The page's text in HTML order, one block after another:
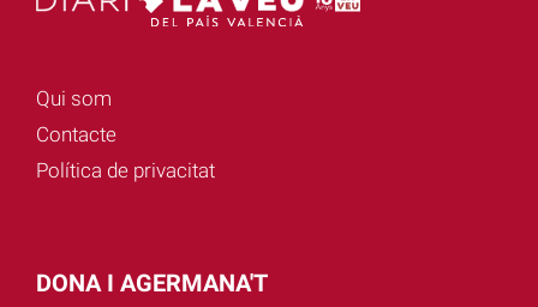
Qui som
Contacte
Política de privacitat
DONA I AGERMANA'T